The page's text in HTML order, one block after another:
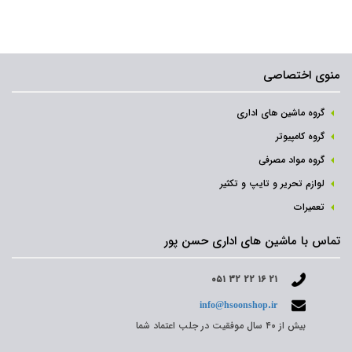
منوی اختصاصی
گروه ماشین های اداری
گروه کامپیوتر
گروه مواد مصرفی
لوازم تحریر و تایپ و تکثیر
تعمیرات
تماس با ماشین های اداری حسن پور
۰۵۱ ۳۲ ۲۲ ۱۶ ۲۱
info@hsoonshop.ir
بیش از ۴۰ سال موفقیت در جلب اعتماد شما